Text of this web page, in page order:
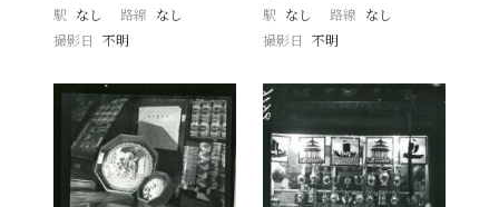
駅 なし 路線 なし
撮影日
不明
駅 なし 路線 なし
撮影日 不明